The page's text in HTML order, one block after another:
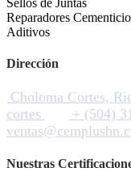
Sellos de Juntas
Reparadores
Aditivos
Dirección
Choloma Cortes,
cortes
+ (504)
Nuestras